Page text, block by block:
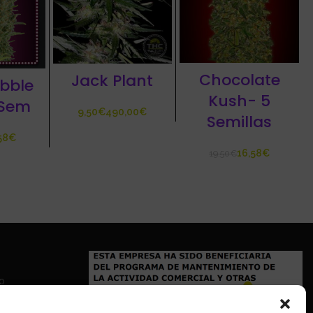
€
Jack Plant
€ €
Chocolate
Kush- 5
Semillas
€16,58€